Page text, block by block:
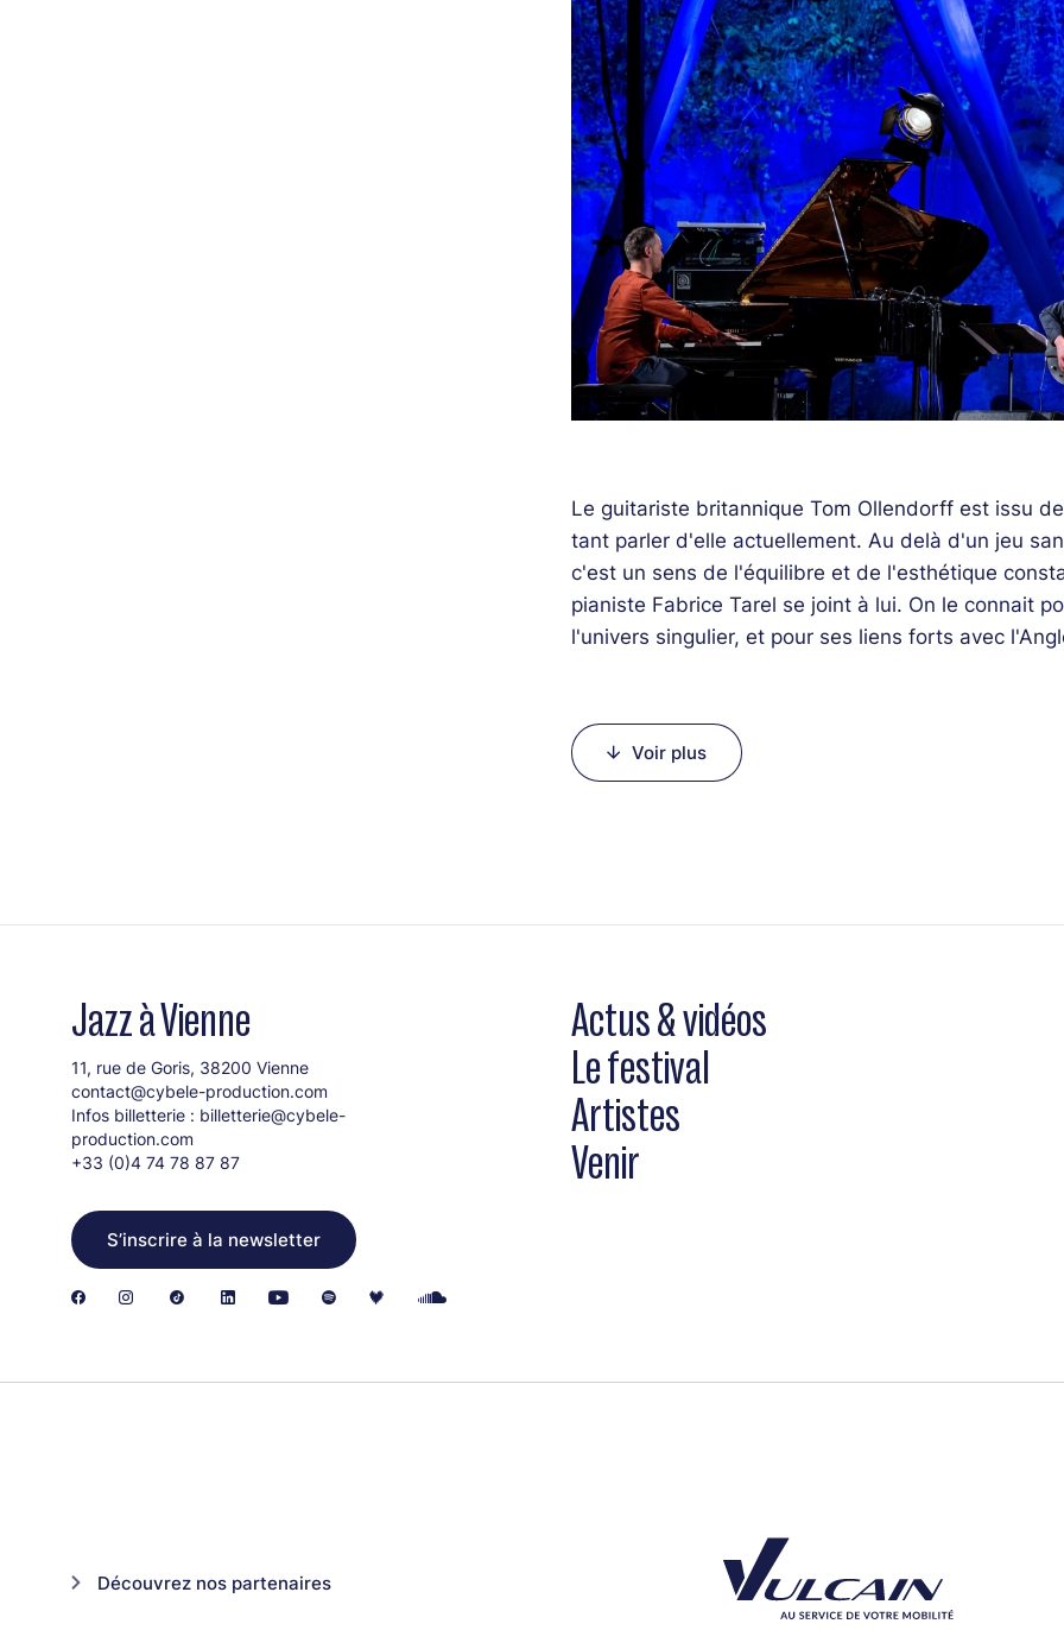
Le guitariste britannique Tom Ollendorff est issu
tant parler d'elle actuellement. Au delà d'un jeu
c'est un sens de l'équilibre et de l'esthétique
pianiste Fabrice Tarel se joint à lui. On le connait
l'univers singulier, et pour ses liens forts avec
Line-up :
Marc Michel (batterie)
Voir plus
Jazz à Vienne
11, rue de Goris, 38200 Vienne
contact@cybele-production.com
Infos billetterie : billetterie@cybele-
production.com
+33 (0)4 74 78 87 87
S’inscrire à la newsletter
Actus & vidéos
Le festival
Artistes
Venir
Découvrez nos partenaires